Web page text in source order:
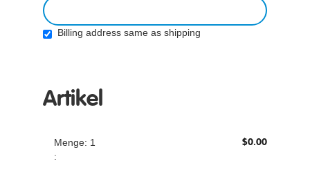
Billing address same as shipping
Artikel
1
:
$0.00